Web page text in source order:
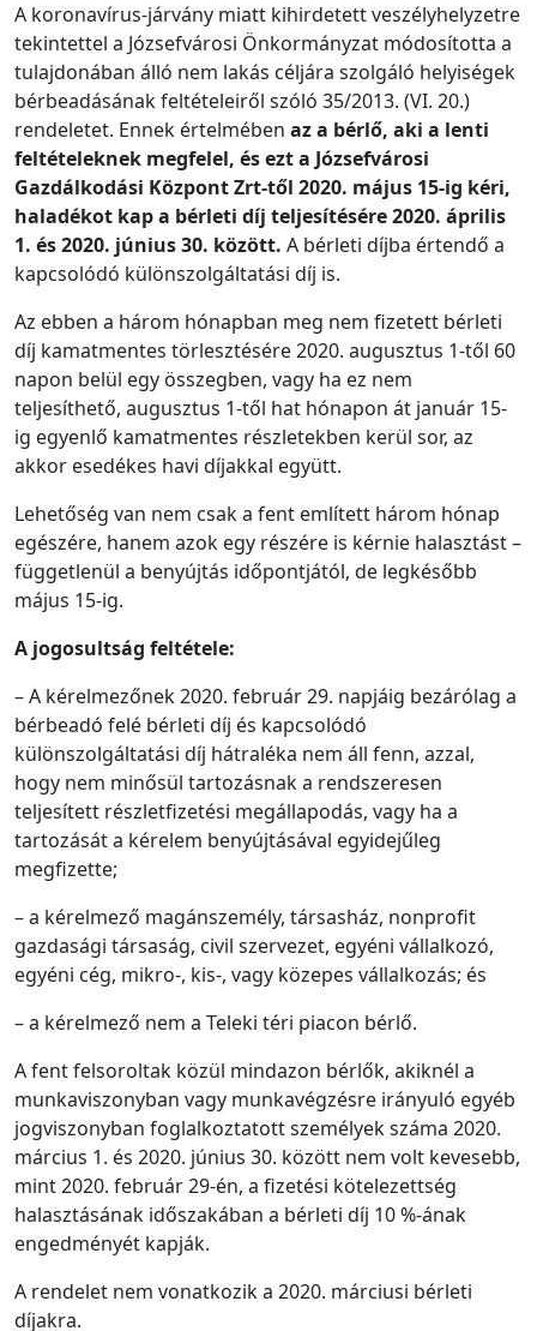
A koronavírus-járvány miatt kihirdetett veszélyhelyzetre
tekintettel a Józsefvárosi Önkormányzat módosította a
tulajdonában álló nem lakás céljára szolgáló helyiségek
bérbeadásának feltételeiről szóló 35/2013. (VI. 20.)
rendeletet. Ennek értelmében az a bérlő, aki a lenti
feltételeknek megfelel, és ezt a Józsefvárosi
Gazdálkodási Központ Zrt-től 2020. május 15-ig kéri,
haladékot kap a bérleti díj teljesítésére 2020. április
1. és 2020. június 30. között. A bérleti díjba értendő a
kapcsolódó különszolgáltatási díj is.
Az ebben a három hónapban meg nem fizetett bérleti
díj kamatmentes törlesztésére 2020. augusztus 1-től 60
napon belül egy összegben, vagy ha ez nem
teljesíthető, augusztus 1-től hat hónapon át január 15-
ig egyenlő kamatmentes részletekben kerül sor, az
akkor esedékes havi díjakkal együtt.
Lehetőség van nem csak a fent említett három hónap
egészére, hanem azok egy részére is kérnie halasztást –
függetlenül a benyújtás időpontjától, de legkésőbb
május 15-ig.
A jogosultság feltétele:
– A kérelmezőnek 2020. február 29. napjáig bezárólag a
bérbeadó felé bérleti díj és kapcsolódó
különszolgáltatási díj hátraléka nem áll fenn, azzal,
hogy nem minősül tartozásnak a rendszeresen
teljesített részletfizetési megállapodás, vagy ha a
tartozását a kérelem benyújtásával egyidejűleg
megfizette;
– a kérelmező magánszemély, társasház, nonprofit
gazdasági társaság, civil szervezet, egyéni vállalkozó,
egyéni cég, mikro-, kis-, vagy közepes vállalkozás; és
– a kérelmező nem a Teleki téri piacon bérlő.
A fent felsoroltak közül mindazon bérlők, akiknél a
munkaviszonyban vagy munkavégzésre irányuló egyéb
jogviszonyban foglalkoztatott személyek száma 2020.
március 1. és 2020. június 30. között nem volt kevesebb,
mint 2020. február 29-én, a fizetési kötelezettség
halasztásának időszakában a bérleti díj 10 %-ának
engedményét kapják.
A rendelet nem vonatkozik a 2020. márciusi bérleti
díjakra.